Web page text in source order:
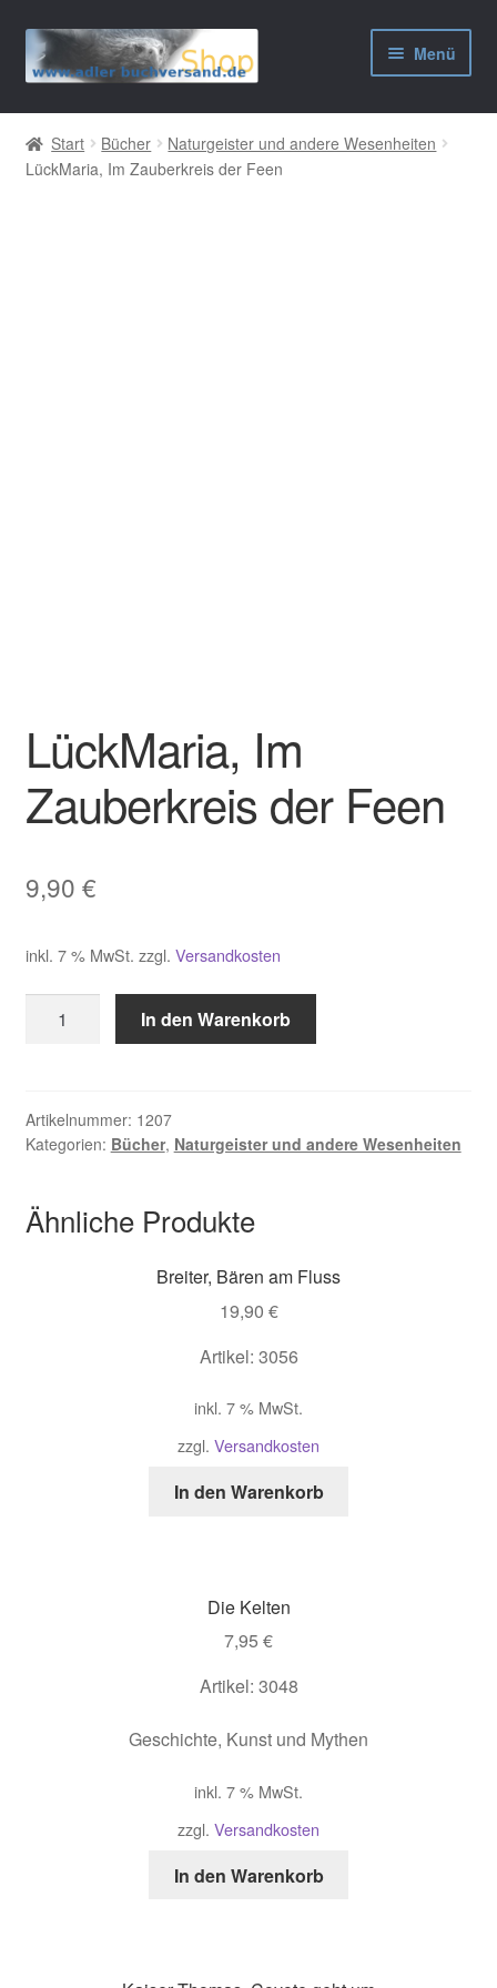
Zur
Navigation
Zum
Inhalt
Menü
AGB
Widerrufsbelehrung
Start Bücher
Naturgeister und andere Wesenheiten
LückMaria, Im Zauberkreis der Feen
LückMaria, Im
Zauberkreis der Feen
9,90 €
inkl. 7 % MwSt. zzgl. Versandkosten
Feen
Menge
In den Warenkorb
Artikelnummer: 1207
Kategorien: Bücher, Naturgeister und andere Wesenheiten
Ähnliche Produkte
Breiter, Bären am Fluss
19,90 €
Artikel: 3056
inkl. 7 % MwSt.
zzgl. Versandkosten
In den Warenkorb
Die Kelten
7,95 €
Artikel: 3048
Geschichte, Kunst und Mythen
inkl. 7 % MwSt.
zzgl. Versandkosten
In den Warenkorb